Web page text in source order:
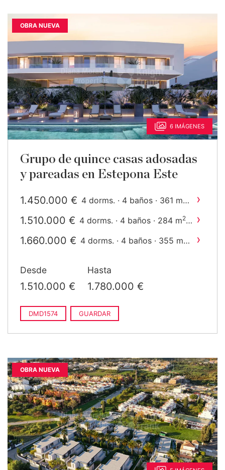
OBRA NUEVA
6 IMÁGENES
Grupo de quince casas adosadas
y pareadas en Estepona Este
1.450.000 € 4 dorms. · 4 baños · 361 m ›
1.510.000 € 4 dorms. · 4 baños · 284 m2 ›
1.660.000 € 4 dorms. · 4 baños · 355 m ›
Desde
1.510.000 €
Hasta
1.780.000 €
DMD1574 GUARDAR
OBRA NUEVA